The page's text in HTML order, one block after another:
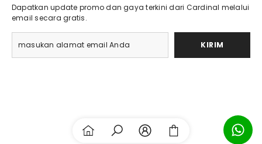
Dapatkan update promo dan gaya terkini dari Cardinal melalui
email secara gratis.
KIRIM
Payment